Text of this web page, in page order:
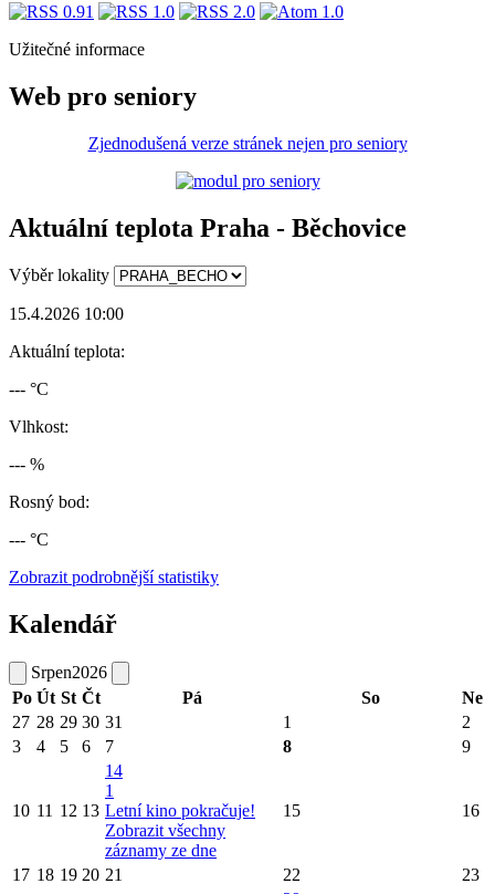
Užitečné informace
Web pro seniory
Zjednodušená verze stránek nejen pro seniory
Aktuální teplota Praha - Běchovice
Výběr lokality
15.4.2026 10:00
Aktuální teplota:
--- °C
Vlhkost:
--- %
Rosný bod:
--- °C
Zobrazit podrobnější statistiky
Kalendář
Srpen2026
Po Út St Čt Pá So
Ne
27 28 29 30 31 1
2
3
4 5 6 7 8 9
10 11 12 13
14
1
Letní kino pokračuje!
Zobrazit všechny
záznamy ze dne
15 16
17 18 19 20 21 22 23